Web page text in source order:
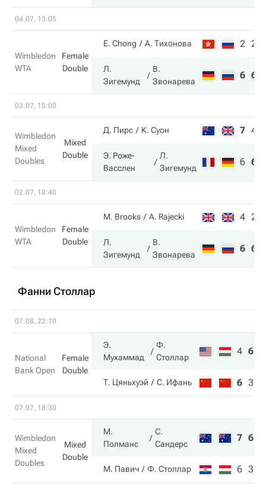
04.07, 13:05
Wimbledon
WTA
Female
Double
E. Chong А. Тихонова 2 2
Л.
Зигемунд
В.
Звонарева
6 6
03.07, 15:00
Wimbledon
Mixed
Doubles
Mixed
Double
Д. Пирс К. Суон 7 4
Э. Роже-
Васслен
Л.
Зигемунд
6 6
02.07, 18:40
Wimbledon
WTA
Female
Double
M. Brooks A. Rajecki 4 2
Л.
Зигемунд
В.
Звонарева
6 6
Фанни Столлар
07.08, 22:10
National
Bank Open
Female
Double
Э.
Мухаммад
Ф.
Столлар
4 6
Т. Цяньхуэй С. Ифань 6 3
07.07, 18:30
Wimbledon
Mixed
Doubles
Mixed
Double
М.
Полманс
С.
Сандерс
7 6
М. Павич Ф. Столлар 6 3